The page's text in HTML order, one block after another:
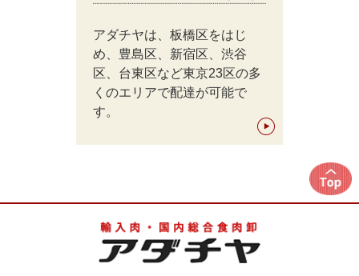
アダチヤは、板橋区をはじ
め、豊島区、新宿区、渋谷
区、台東区など東京23区の多
くのエリアで配達が可能で
す。